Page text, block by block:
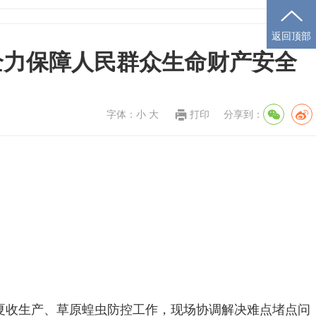
保障人民群众生命财产安全
字体： 小 大 打印 分享到：
生产、草原蝗虫防控工作，现场协调解决难点堵点问
返回顶部